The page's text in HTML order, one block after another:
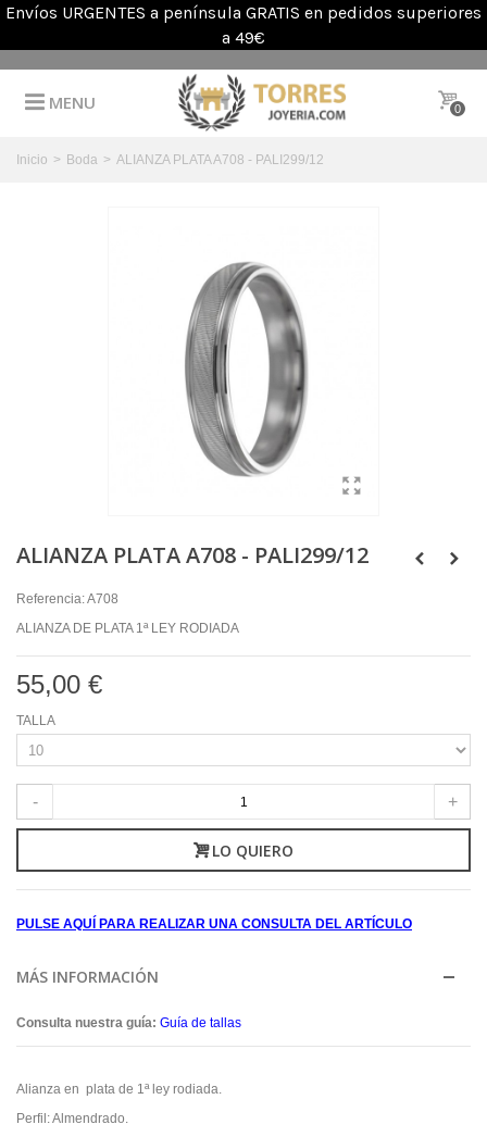
Envíos URGENTES a península GRATIS en pedidos superiores
a 49€
MENU 0
Inicio > Boda > ALIANZA PLATA A708 - PALI299/12
ALIANZA PLATA A708 - PALI299/12
Referencia:A708
ALIANZA DE PLATA 1ª LEY RODIADA
55,00 €
TALLA
- +
LO QUIERO
PULSE AQUÍ PARA REALIZAR UNA CONSULTA DEL ARTÍCULO
MÁS INFORMACIÓN
Consulta nuestra guía: Guía de tallas
Alianza en plata de 1ª ley rodiada.
Perfil: Almendrado.